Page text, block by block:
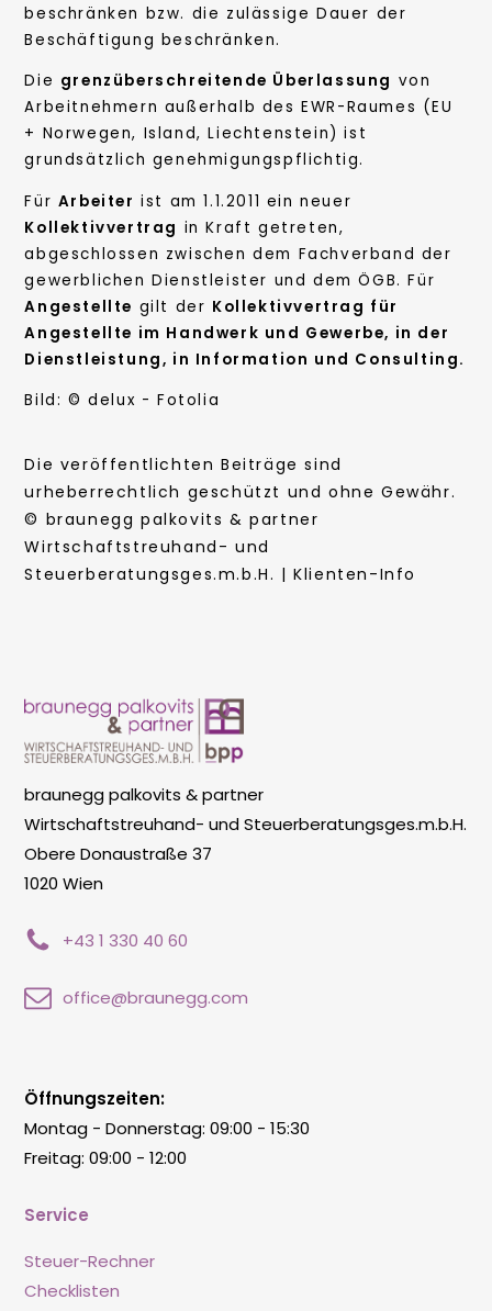
beschränken bzw. die zulässige Dauer der
Beschäftigung beschränken.
Die grenzüberschreitende Überlassung von
Arbeitnehmern außerhalb des EWR-Raumes (EU
+ Norwegen, Island, Liechtenstein) ist
grundsätzlich genehmigungspflichtig.
Für Arbeiter ist am 1.1.2011 ein neuer
Kollektivvertrag in Kraft getreten,
abgeschlossen zwischen dem Fachverband der
gewerblichen Dienstleister und dem ÖGB. Für
Angestellte gilt der Kollektivvertrag für
Angestellte im Handwerk und Gewerbe, in der
Dienstleistung, in Information und Consulting.
Bild: © delux - Fotolia
Die veröffentlichten Beiträge sind
urheberrechtlich geschützt und ohne Gewähr.
© braunegg palkovits & partner
Wirtschaftstreuhand- und
Steuerberatungsges.m.b.H. | Klienten-Info
braunegg palkovits & partner
Wirtschaftstreuhand- und Steuerberatungsges.m.b.H.
Obere Donaustraße 37
1020 Wien
+43 1 330 40 60
office@braunegg.com
Service
Steuer-Rechner
Checklisten
Öffnungszeiten:
Montag - Donnerstag: 09:00 - 15:30
Freitag: 09:00 - 12:00